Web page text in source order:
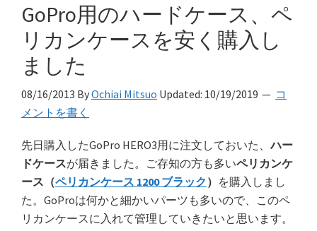
GoPro用のハードケース、ペ
リカンケースを安く購入し
ました
08/16/2013 ByOchiai Mitsuo Updated: 10/19/2019
コ
メントを書く
先日購入したGoPro HERO3用に注文しておいた、ハー
ドケースが届きました。ご存知の方も多いペリカンケ
ース（ペリカンケース 1200 ブラック ） を購入しまし
た。GoProは何かと細かいパーツも多いので、このペ
リカンケースに入れて管理していきたいと思います。